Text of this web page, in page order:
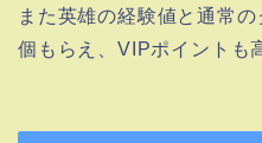
また英雄の経験値と通常
個もらえ、VIPポイントも